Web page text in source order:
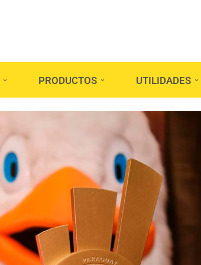
PRODUCTOS UTILIDADES